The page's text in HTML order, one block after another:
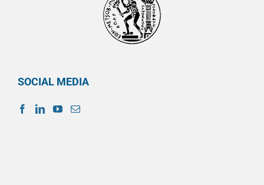
SOCIAL MEDIA